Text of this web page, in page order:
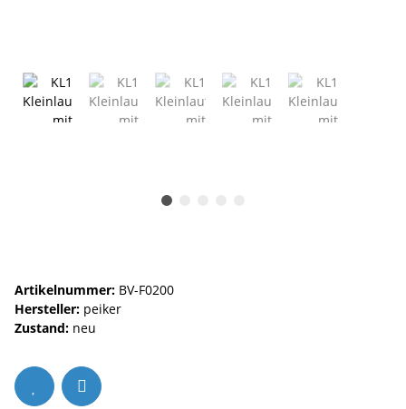
Artikelnummer: BV-F0200
Hersteller: peiker
Zustand: neu